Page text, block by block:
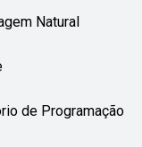
Natural
de Programação